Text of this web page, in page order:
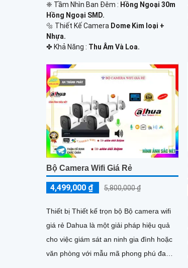
❈ Tầm Nhìn Ban Đêm : Hồng Ngoại 30m
Hồng Ngoại SMD.
🔩 Thiết Kế Camera Dome Kim loại +
Nhựa.
️✤ Khả Năng : Thu Âm Và Loa.
Bộ Camera Wifi Giá Rẻ
4,499,000 ₫ 5,800,000 ₫
Thiết bị Thiết kế trọn bộ Bộ camera wifi
giá rẻ Dahua là một giải pháp hiệu quả
cho việc giám sát an ninh gia đình hoặc
văn phòng với mẫu mã phong phú đa